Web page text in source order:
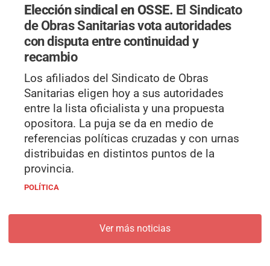
Elección sindical en OSSE. El Sindicato
de Obras Sanitarias vota autoridades
con disputa entre continuidad y
recambio
Los afiliados del Sindicato de Obras
Sanitarias eligen hoy a sus autoridades
entre la lista oficialista y una propuesta
opositora. La puja se da en medio de
referencias políticas cruzadas y con urnas
distribuidas en distintos puntos de la
provincia.
POLÍTICA
Ver más noticias